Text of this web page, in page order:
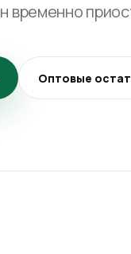
временно
Оптовые